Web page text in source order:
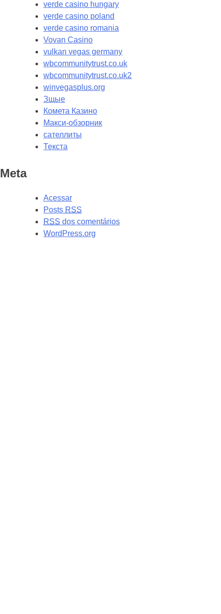
verde casino hungary
verde casino poland
verde casino romania
Vovan Casino
vulkan vegas germany
wbcommunitytrust.co.uk
wbcommunitytrust.co.uk2
winvegasplus.org
Зщые
Комета Казино
Макси-обзорник
сателлиты
Текста
Meta
Acessar
Posts RSS
RSS dos comentários
WordPress.org